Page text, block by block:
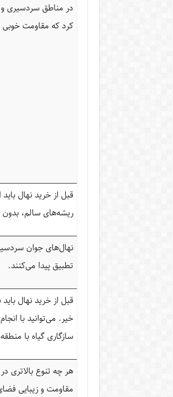
در مناطق سردسیری و
کرد که مقاومت خوبی
قبل از خرید نهال
ریشه‌های سالم، بدون
نهال‌های جوان
تطبیق پیدا می‌کنند.
قبل از خرید نهال
خیر. می‌توانید با
سازگاری گیاه با
هر چه تنوع بالاتری
مقاومت و زیبایی